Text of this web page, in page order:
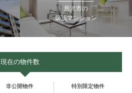
所沢市の
築浅マンション
現在の物件数
非公開物件 特別限定物件